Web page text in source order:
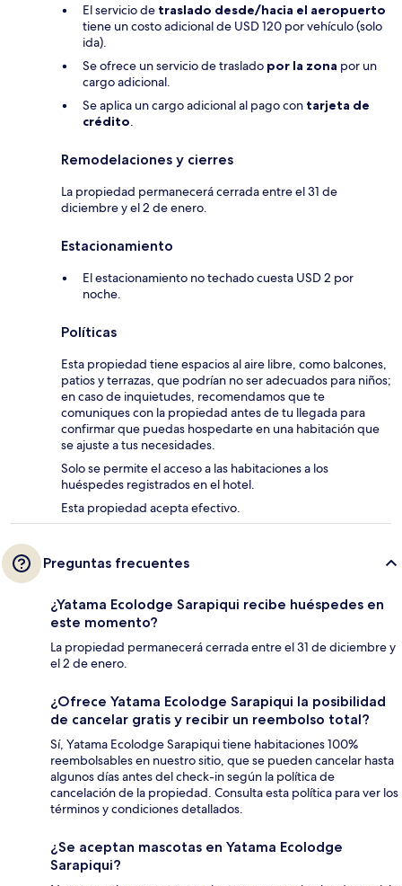
El servicio de traslado desde/hacia el aeropuerto
tiene un costo adicional de USD 120 por vehículo (solo
ida).
Se ofrece un servicio de traslado por la zona por un
cargo adicional.
Se aplica un cargo adicional al pago con tarjeta de
crédito.
Remodelaciones y cierres
La propiedad permanecerá cerrada entre el 31 de
diciembre y el 2 de enero.
Estacionamiento
El estacionamiento no techado cuesta USD 2 por
noche.
Políticas
Esta propiedad tiene espacios al aire libre, como balcones,
patios y terrazas, que podrían no ser adecuados para niños;
en caso de inquietudes, recomendamos que te
comuniques con la propiedad antes de tu llegada para
confirmar que puedas hospedarte en una habitación que
se ajuste a tus necesidades.
Solo se permite el acceso a las habitaciones a los
huéspedes registrados en el hotel.
Esta propiedad acepta efectivo.
Preguntas frecuentes
¿Yatama Ecolodge Sarapiqui recibe huéspedes en
este momento?
La propiedad permanecerá cerrada entre el 31 de diciembre y
el 2 de enero.
¿Ofrece Yatama Ecolodge Sarapiqui la posibilidad
de cancelar gratis y recibir un reembolso total?
Sí, Yatama Ecolodge Sarapiqui tiene habitaciones 100%
reembolsables en nuestro sitio, que se pueden cancelar hasta
algunos días antes del check-in según la política de
cancelación de la propiedad. Consulta esta política para ver los
términos y condiciones detallados.
¿Se aceptan mascotas en Yatama Ecolodge
Sarapiqui?